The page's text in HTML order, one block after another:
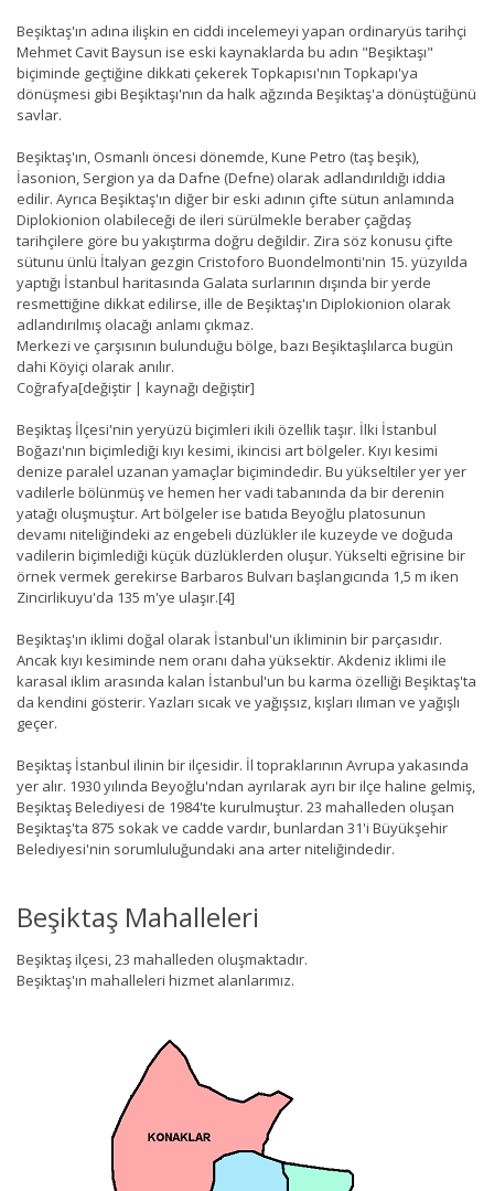
Beşiktaş'ın adına ilişkin en ciddi incelemeyi yapan ordinaryüs tarihçi
Mehmet Cavit Baysun ise eski kaynaklarda bu adın "Beşiktaşı"
biçiminde geçtiğine dikkati çekerek Topkapısı'nın Topkapı'ya
dönüşmesi gibi Beşiktaşı'nın da halk ağzında Beşiktaş'a dönüştüğünü
savlar.
Beşiktaş'ın, Osmanlı öncesi dönemde, Kune Petro (taş beşik),
İasonion, Sergion ya da Dafne (Defne) olarak adlandırıldığı iddia
edilir. Ayrıca Beşiktaş'ın diğer bir eski adının çifte sütun anlamında
Diplokionion olabileceği de ileri sürülmekle beraber çağdaş
tarihçilere göre bu yakıştırma doğru değildir. Zira söz konusu çifte
sütunu ünlü İtalyan gezgin Cristoforo Buondelmonti'nin 15. yüzyılda
yaptığı İstanbul haritasında Galata surlarının dışında bir yerde
resmettiğine dikkat edilirse, ille de Beşiktaş'ın Diplokionion olarak
adlandırılmış olacağı anlamı çıkmaz.
Merkezi ve çarşısının bulunduğu bölge, bazı Beşiktaşlılarca bugün
dahi Köyiçi olarak anılır.
Coğrafya[değiştir | kaynağı değiştir]
Beşiktaş İlçesi'nin yeryüzü biçimleri ikili özellik taşır. İlki İstanbul
Boğazı'nın biçimlediği kıyı kesimi, ikincisi art bölgeler. Kıyı kesimi
denize paralel uzanan yamaçlar biçimindedir. Bu yükseltiler yer yer
vadilerle bölünmüş ve hemen her vadi tabanında da bir derenin
yatağı oluşmuştur. Art bölgeler ise batıda Beyoğlu platosunun
devamı niteliğindeki az engebeli düzlükler ile kuzeyde ve doğuda
vadilerin biçimlediği küçük düzlüklerden oluşur. Yükselti eğrisine bir
örnek vermek gerekirse Barbaros Bulvarı başlangıcında 1,5 m iken
Zincirlikuyu'da 135 m'ye ulaşır.[4]
Beşiktaş'ın iklimi doğal olarak İstanbul'un ikliminin bir parçasıdır.
Ancak kıyı kesiminde nem oranı daha yüksektir. Akdeniz iklimi ile
karasal iklim arasında kalan İstanbul'un bu karma özelliği Beşiktaş'ta
da kendini gösterir. Yazları sıcak ve yağışsız, kışları ılıman ve yağışlı
geçer.
Beşiktaş İstanbul ilinin bir ilçesidir. İl topraklarının Avrupa yakasında
yer alır. 1930 yılında Beyoğlu'ndan ayrılarak ayrı bir ilçe haline gelmiş,
Beşiktaş Belediyesi de 1984'te kurulmuştur. 23 mahalleden oluşan
Beşiktaş'ta 875 sokak ve cadde vardır, bunlardan 31'i Büyükşehir
Belediyesi'nin sorumluluğundaki ana arter niteliğindedir.
Beşiktaş Mahalleleri
Beşiktaş ilçesi, 23 mahalleden oluşmaktadır.
Beşiktaş'ın mahalleleri hizmet alanlarımız.